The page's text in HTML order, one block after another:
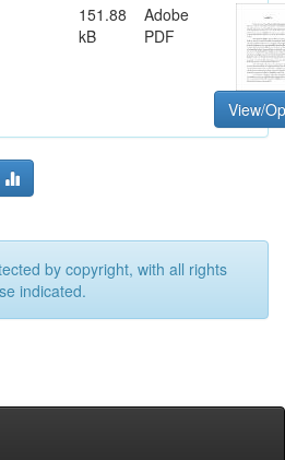
151.88
kB
Adobe
PDF
View/
by copyright, with all rights
indicated.